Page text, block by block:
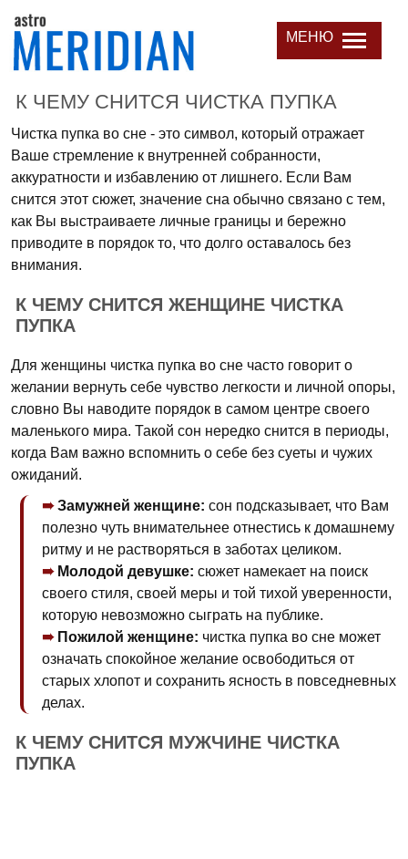
МЕНЮ
К ЧЕМУ СНИТСЯ ЧИСТКА ПУПКА
Чистка пупка во сне - это символ, который отражает
Ваше стремление к внутренней собранности,
аккуратности и избавлению от лишнего. Если Вам
снится этот сюжет, значение сна обычно связано с тем,
как Вы выстраиваете личные границы и бережно
приводите в порядок то, что долго оставалось без
внимания.
К ЧЕМУ СНИТСЯ ЖЕНЩИНЕ ЧИСТКА
ПУПКА
Для женщины чистка пупка во сне часто говорит о
желании вернуть себе чувство легкости и личной опоры,
словно Вы наводите порядок в самом центре своего
маленького мира. Такой сон нередко снится в периоды,
когда Вам важно вспомнить о себе без суеты и чужих
ожиданий.
Замужней женщине: сон подсказывает, что Вам
полезно чуть внимательнее отнестись к домашнему
ритму и не растворяться в заботах целиком.
Молодой девушке: сюжет намекает на поиск
своего стиля, своей меры и той тихой уверенности,
которую невозможно сыграть на публике.
Пожилой женщине: чистка пупка во сне может
означать спокойное желание освободиться от
старых хлопот и сохранить ясность в повседневных
делах.
К ЧЕМУ СНИТСЯ МУЖЧИНЕ ЧИСТКА
ПУПКА